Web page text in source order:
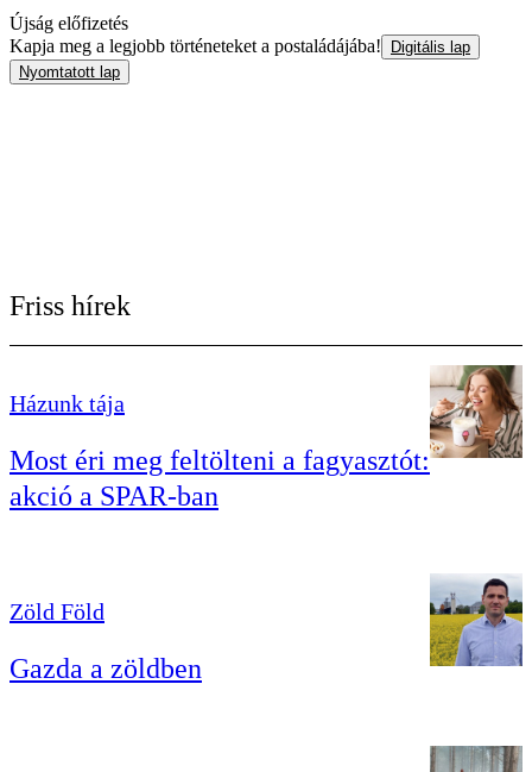
Újság előfizetés
Kapja meg a legjobb történeteket a postaládájába!
Digitális lap
Nyomtatott lap
Friss hírek
Házunk tája
Most éri meg feltölteni a fagyasztót:
akció a SPAR-ban
Zöld Föld
Gazda a zöldben